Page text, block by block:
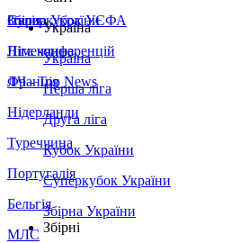
Збірна України
Італія
Німеччина
Франція
Нідерланди
Туреччина
Португалія
Бельгія
МЛС
Суперкубок УЄФА
Ліга конференцій
ЛЧ - Top News
Україна
Україна
Перша ліга
Друга ліга
Кубок України
Суперкубок України
Збірна України
Збірні